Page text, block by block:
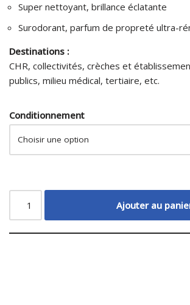
Super nettoyant, brillance éclatante
Surodorant, parfum de propreté ultra-
Destinations :
CHR, collectivités, crèches et
publics, milieu médical, tertiaire, etc.
Conditionnement
Ajouter au